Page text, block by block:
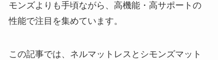
モンズよりも手頃ながら、高機能・高サポートの
性能で注目を集めています。
この記事では、ネルマットレスとシモンズマット